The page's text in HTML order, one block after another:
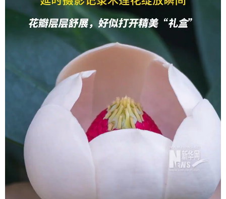
经济 服务 云南故事
趣看文物